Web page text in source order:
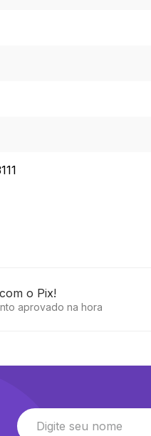
o Pix!
aprovado na hora